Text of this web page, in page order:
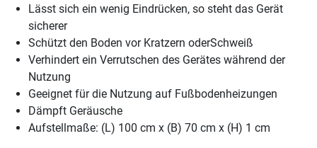
Lässt sich ein wenig Eindrücken, so steht das Gerät
sicherer
Schützt den Boden vor Kratzern oderSchweiß
Verhindert ein Verrutschen des Gerätes während der
Nutzung
Geeignet für die Nutzung auf Fußbodenheizungen
Dämpft Geräusche
Aufstellmaße: (L) 100 cm x (B) 70 cm x (H) 1 cm